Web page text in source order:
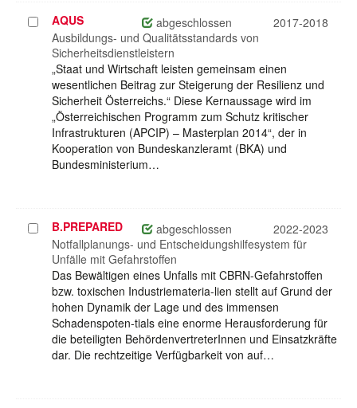
Projekt
auswählen
AQUS abgeschlossen
2017-2018
Ausbildungs- und Qualitätsstandards von
Sicherheitsdienstleistern
„Staat und Wirtschaft leisten gemeinsam einen
wesentlichen Beitrag zur Steigerung der Resilienz und
Sicherheit Österreichs.“ Diese Kernaussage wird im
„Österreichischen Programm zum Schutz kritischer
Infrastrukturen (APCIP) – Masterplan 2014“, der in
Kooperation von Bundeskanzleramt (BKA) und
Bundesministerium…
Projekt
auswählen
B.PREPARED abgeschlossen
2022-2023
Notfallplanungs- und Entscheidungshilfesystem für
Unfälle mit Gefahrstoffen
Das Bewältigen eines Unfalls mit CBRN-Gefahrstoffen
bzw. toxischen Industriemateria-lien stellt auf Grund der
hohen Dynamik der Lage und des immensen
Schadenspoten-tials eine enorme Herausforderung für
die beteiligten BehördenvertreterInnen und Einsatzkräfte
dar. Die rechtzeitige Verfügbarkeit von auf…